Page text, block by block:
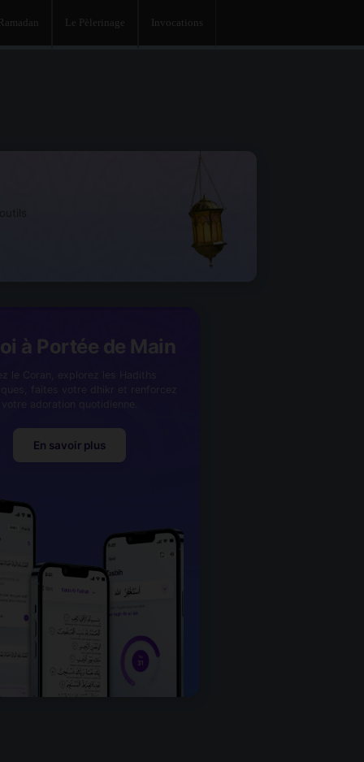
Le Pèlerinage Invocations
à Portée de Main
En savoir plus